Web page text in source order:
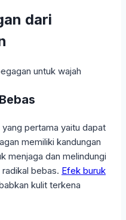
dari
pertama yaitu dapat
memiliki kandungan
menjaga dan melindungi
bebas. Efek buruk
kulit terkena